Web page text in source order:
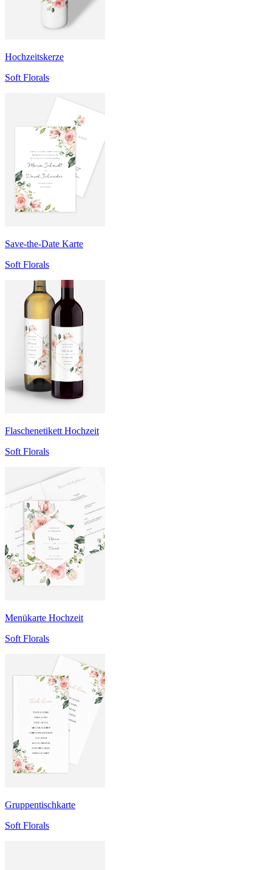
Hochzeitskerze
Soft Florals
Save-the-Date Karte
Soft Florals
Flaschenetikett Hochzeit
Soft Florals
Menükarte Hochzeit
Soft Florals
Gruppentischkarte
Soft Florals